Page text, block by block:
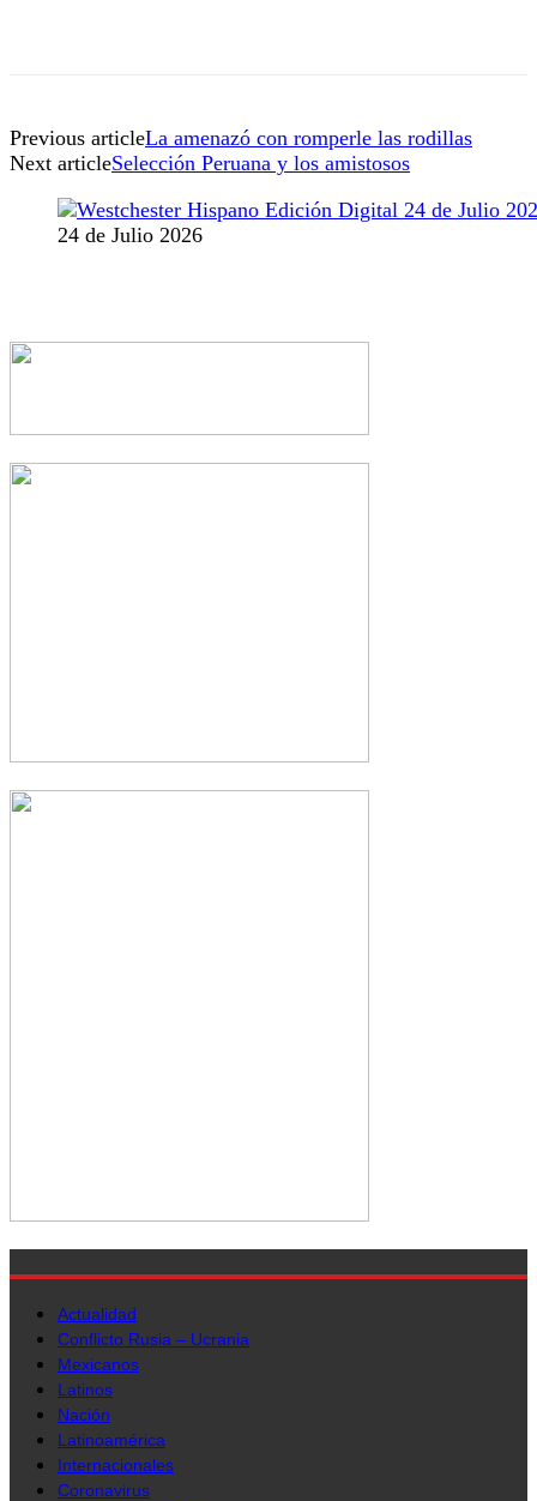
Previous articleLa amenazó con romperle las rodillas
Next articleSelección Peruana y los amistosos
24 de Julio 2026
Actualidad
Conflicto Rusia – Ucrania
Mexicanos
Latinos
Nación
Latinoamérica
Internacionales
Coronavirus